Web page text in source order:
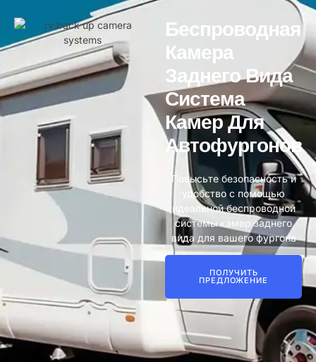
Беспроводная
Камера
Заднего Вида
Система
Камер Для
Автофургонов
Повысьте безопасность и
удобство с помощью
идеальной беспроводной
системы камер заднего
вида для вашего фургона
ПОЛУЧИТЬ
ПРЕДЛОЖЕНИЕ